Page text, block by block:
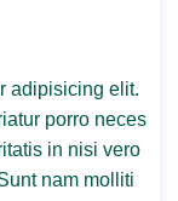
adipisicing elit.
porro neces
in nisi vero
nam molliti